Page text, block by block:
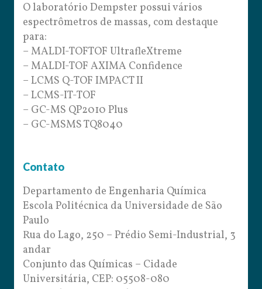
O laboratório Dempster possui vários
espectrômetros de massas, com destaque
para:
– MALDI-TOFTOF UltrafleXtreme
– MALDI-TOF AXIMA Confidence
– LCMS Q-TOF IMPACT II
– LCMS-IT-TOF
– GC-MS QP2010 Plus
– GC-MSMS TQ8040
Contato
Departamento de Engenharia Química
Escola Politécnica da Universidade de São
Paulo
Rua do Lago, 250 – Prédio Semi-Industrial, 3
andar
Conjunto das Químicas – Cidade
Universitária, CEP: 05508-080